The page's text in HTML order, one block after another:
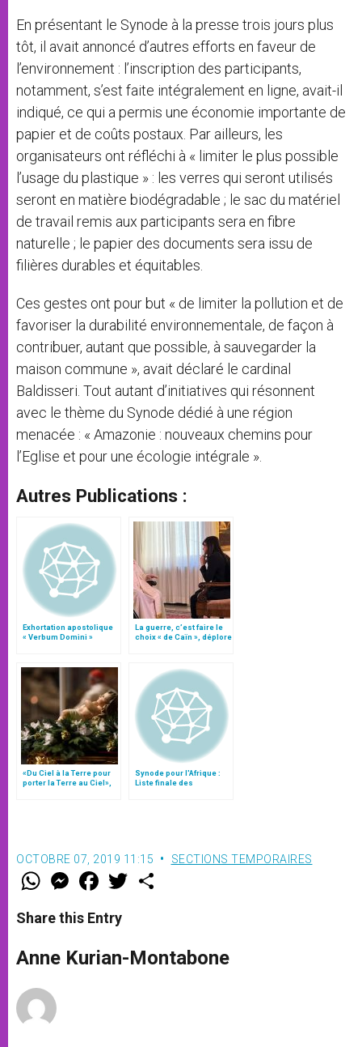
En présentant le Synode à la presse trois jours plus
tôt, il avait annoncé d’autres efforts en faveur de
l’environnement : l’inscription des participants,
notamment, s’est faite intégralement en ligne, avait-il
indiqué, ce qui a permis une économie importante de
papier et de coûts postaux. Par ailleurs, les
organisateurs ont réfléchi à « limiter le plus possible
l’usage du plastique » : les verres qui seront utilisés
seront en matière biodégradable ; le sac du matériel
de travail remis aux participants sera en fibre
naturelle ; le papier des documents sera issu de
filières durables et équitables.
Ces gestes ont pour but « de limiter la pollution et de
favoriser la durabilité environnementale, de façon à
contribuer, autant que possible, à sauvegarder la
maison commune », avait déclaré le cardinal
Baldisseri. Tout autant d’initiatives qui résonnent
avec le thème du Synode dédié à une région
menacée : « Amazonie : nouveaux chemins pour
l’Eglise et pour une écologie intégrale ».
Autres Publications :
Exhortation apostolique
« Verbum Domini »
La guerre, c’est faire le
choix « de Caïn », déplore
«Du Ciel à la Terre pour
porter la Terre au Ciel»,
Synode pour l'Afrique :
Liste finale des
OCTOBRE 07, 2019 11:15 SECTIONS TEMPORAIRES
W
t
s
p
p
M
e
s
e
g
e
F
a
e
b
o
k
w
r
Share this Entry
Anne Kurian-Montabone